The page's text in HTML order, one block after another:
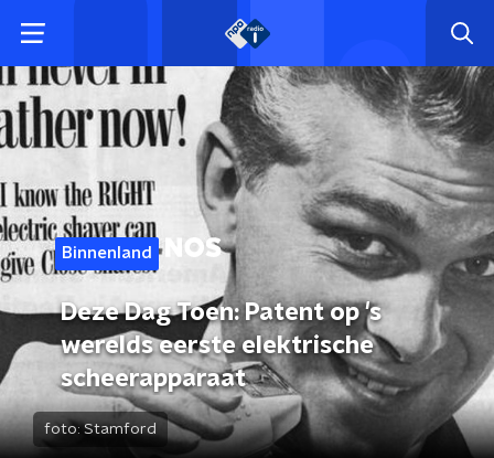
Binnenland
Deze Dag Toen: Patent op 's
werelds eerste elektrische
scheerapparaat
foto:Stamford